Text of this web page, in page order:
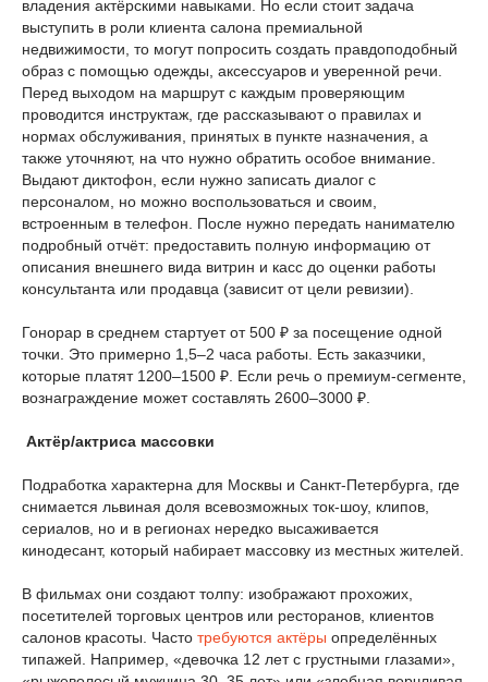
владения актёрскими навыками. Но если стоит задача
выступить в роли клиента салона премиальной
недвижимости, то могут попросить создать правдоподобный
образ с помощью одежды, аксессуаров и уверенной речи.
Перед выходом на маршрут с каждым проверяющим
проводится инструктаж, где рассказывают о правилах и
нормах обслуживания, принятых в пункте назначения, а
также уточняют, на что нужно обратить особое внимание.
Выдают диктофон, если нужно записать диалог с
персоналом, но можно воспользоваться и своим,
встроенным в телефон. После нужно передать нанимателю
подробный отчёт: предоставить полную информацию от
описания внешнего вида витрин и касс до оценки работы
консультанта или продавца (зависит от цели ревизии).
Гонорар в среднем стартует от 500 ₽ за посещение одной
точки. Это примерно 1,5–2 часа работы. Есть заказчики,
которые платят 1200–1500 ₽. Если речь о премиум-сегменте,
вознаграждение может составлять 2600–3000 ₽.
Актёр/актриса массовки
Подработка характерна для Москвы и Санкт-Петербурга, где
снимается львиная доля всевозможных ток-шоу, клипов,
сериалов, но и в регионах нередко высаживается
кинодесант, который набирает массовку из местных жителей.
В фильмах они создают толпу: изображают прохожих,
посетителей торговых центров или ресторанов, клиентов
салонов красоты. Часто требуются актёры определённых
типажей. Например, «девочка 12 лет с грустными глазами»,